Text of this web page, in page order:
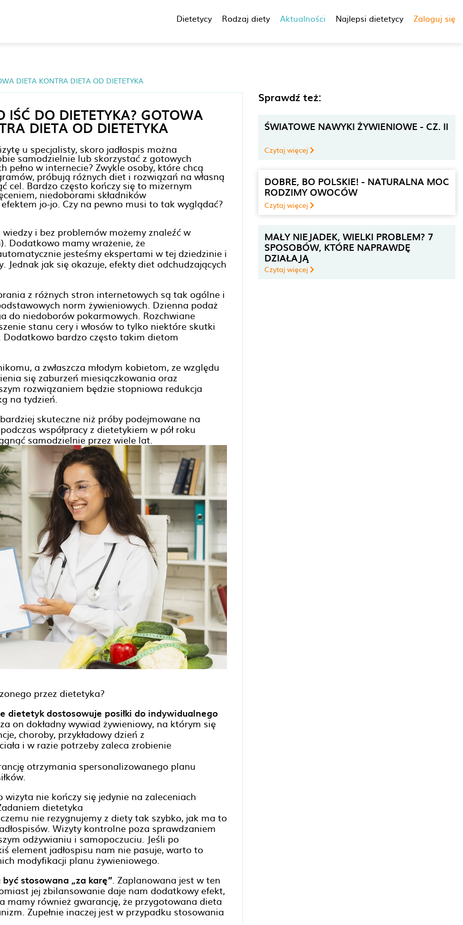
Dietetycy Rodzaj diety Aktualności Najlepsi dietetycy Zaloguj się
DIETA KONTRA DIETA OD DIETETYKA
IŚĆ DO DIETETYKA? GOTOWA
DIETA OD DIETETYKA
u specjalisty, skoro jadłospis można
samodzielnie lub skorzystać z gotowych
pełno w internecie? Zwykle osoby, które chcą
próbują różnych diet i rozwiązań na własną
cel. Bardzo często kończy się to mizernym
niedoborami składników
jo-jo. Czy na pewno musi to tak wyglądać?
i bez problemów możemy znaleźć w
Dodatkowo mamy wrażenie, że
jesteśmy ekspertami w tej dziedzinie i
Jednak jak się okazuje, efekty diet odchudzających
z różnych stron internetowych są tak ogólne i
norm żywieniowych. Dzienna podaż
do niedoborów pokarmowych. Rozchwiane
stanu cery i włosów to tylko niektóre skutki
Dodatkowo bardzo często takim dietom
a zwłaszcza młodym kobietom, ze względu
się zaburzeń miesiączkowania oraz
rozwiązaniem będzie stopniowa redukcja
na tydzień.
skuteczne niż próby podejmowane na
współpracy z dietetykiem w pół roku
samodzielnie przez wiele lat.
przez dietetyka?
dietetyk dostosowuje posiłki do indywidualnego
on dokładny wywiad żywieniowy, na którym się
choroby, przykładowy dzień z
i w razie potrzeby zaleca zrobienie
otrzymania spersonalizowanego planu
wizyta nie kończy się jedynie na zaleceniach
dietetyka
nie rezygnujemy z diety tak szybko, jak ma to
Wizyty kontrolne poza sprawdzaniem
odżywianiu i samopoczuciu. Jeśli po
element jadłospisu nam nie pasuje, warto to
modyfikacji planu żywieniowego.
stosowana „za karę”. Zaplanowana jest w ten
jej zbilansowanie daje nam dodatkowy efekt,
mamy również gwarancję, że przygotowana dieta
Zupełnie inaczej jest w przypadku stosowania
Sprawdź też:
ŚWIATOWE NAWYKI ŻYWIENIOWE - CZ. II
Czytaj więcej
DOBRE, BO POLSKIE! - NATURALNA MOC
RODZIMY OWOCÓW
Czytaj więcej
MAŁY NIEJADEK, WIELKI PROBLEM? 7
SPOSOBÓW, KTÓRE NAPRAWDĘ
DZIAŁAJĄ
Czytaj więcej